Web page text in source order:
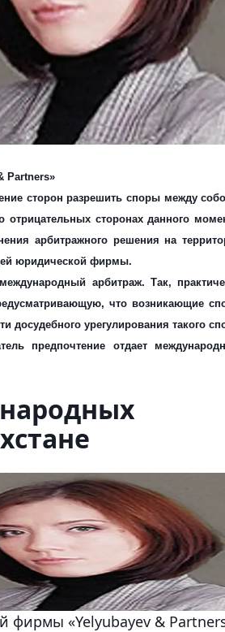
Partners»
сторон разрешить споры между
сторонах данного
арбитражного решения на
юридической фирмы.
арбитраж. Так,
что возникающие
досудебного урегулирования такого
предпочтение отдает
фирмы «Yelyubayev &